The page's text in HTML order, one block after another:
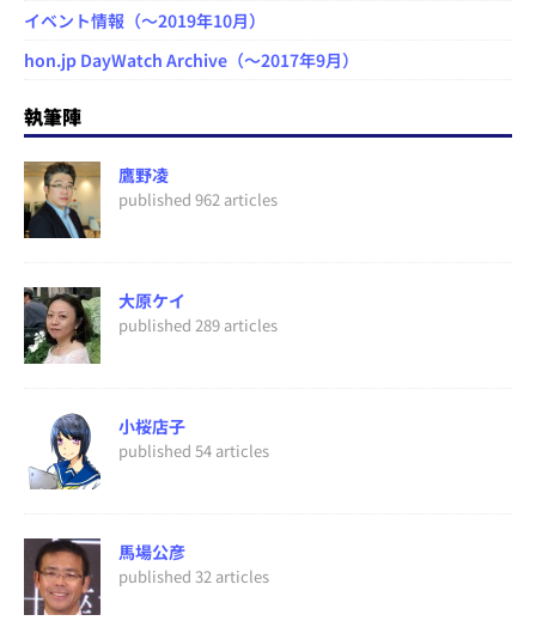
イベント情報（～2019年10月）
hon.jp DayWatch Archive（～2017年9月）
執筆陣
鷹野凌
published 962 articles
大原ケイ
published 289 articles
小桜店子
published 54 articles
馬場公彦
published 32 articles